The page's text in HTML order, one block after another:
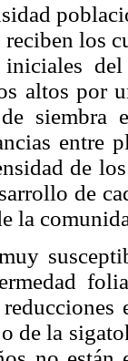
reciben los
iniciales
altos por
de
entre
de
de
la
de la